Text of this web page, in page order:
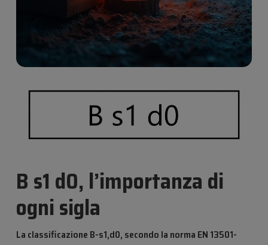
B s1 d0, l’importanza di
ogni sigla
La classificazione B-s1,d0, secondo la norma EN 13501-